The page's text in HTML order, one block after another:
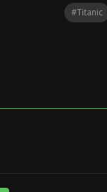
#Titanic